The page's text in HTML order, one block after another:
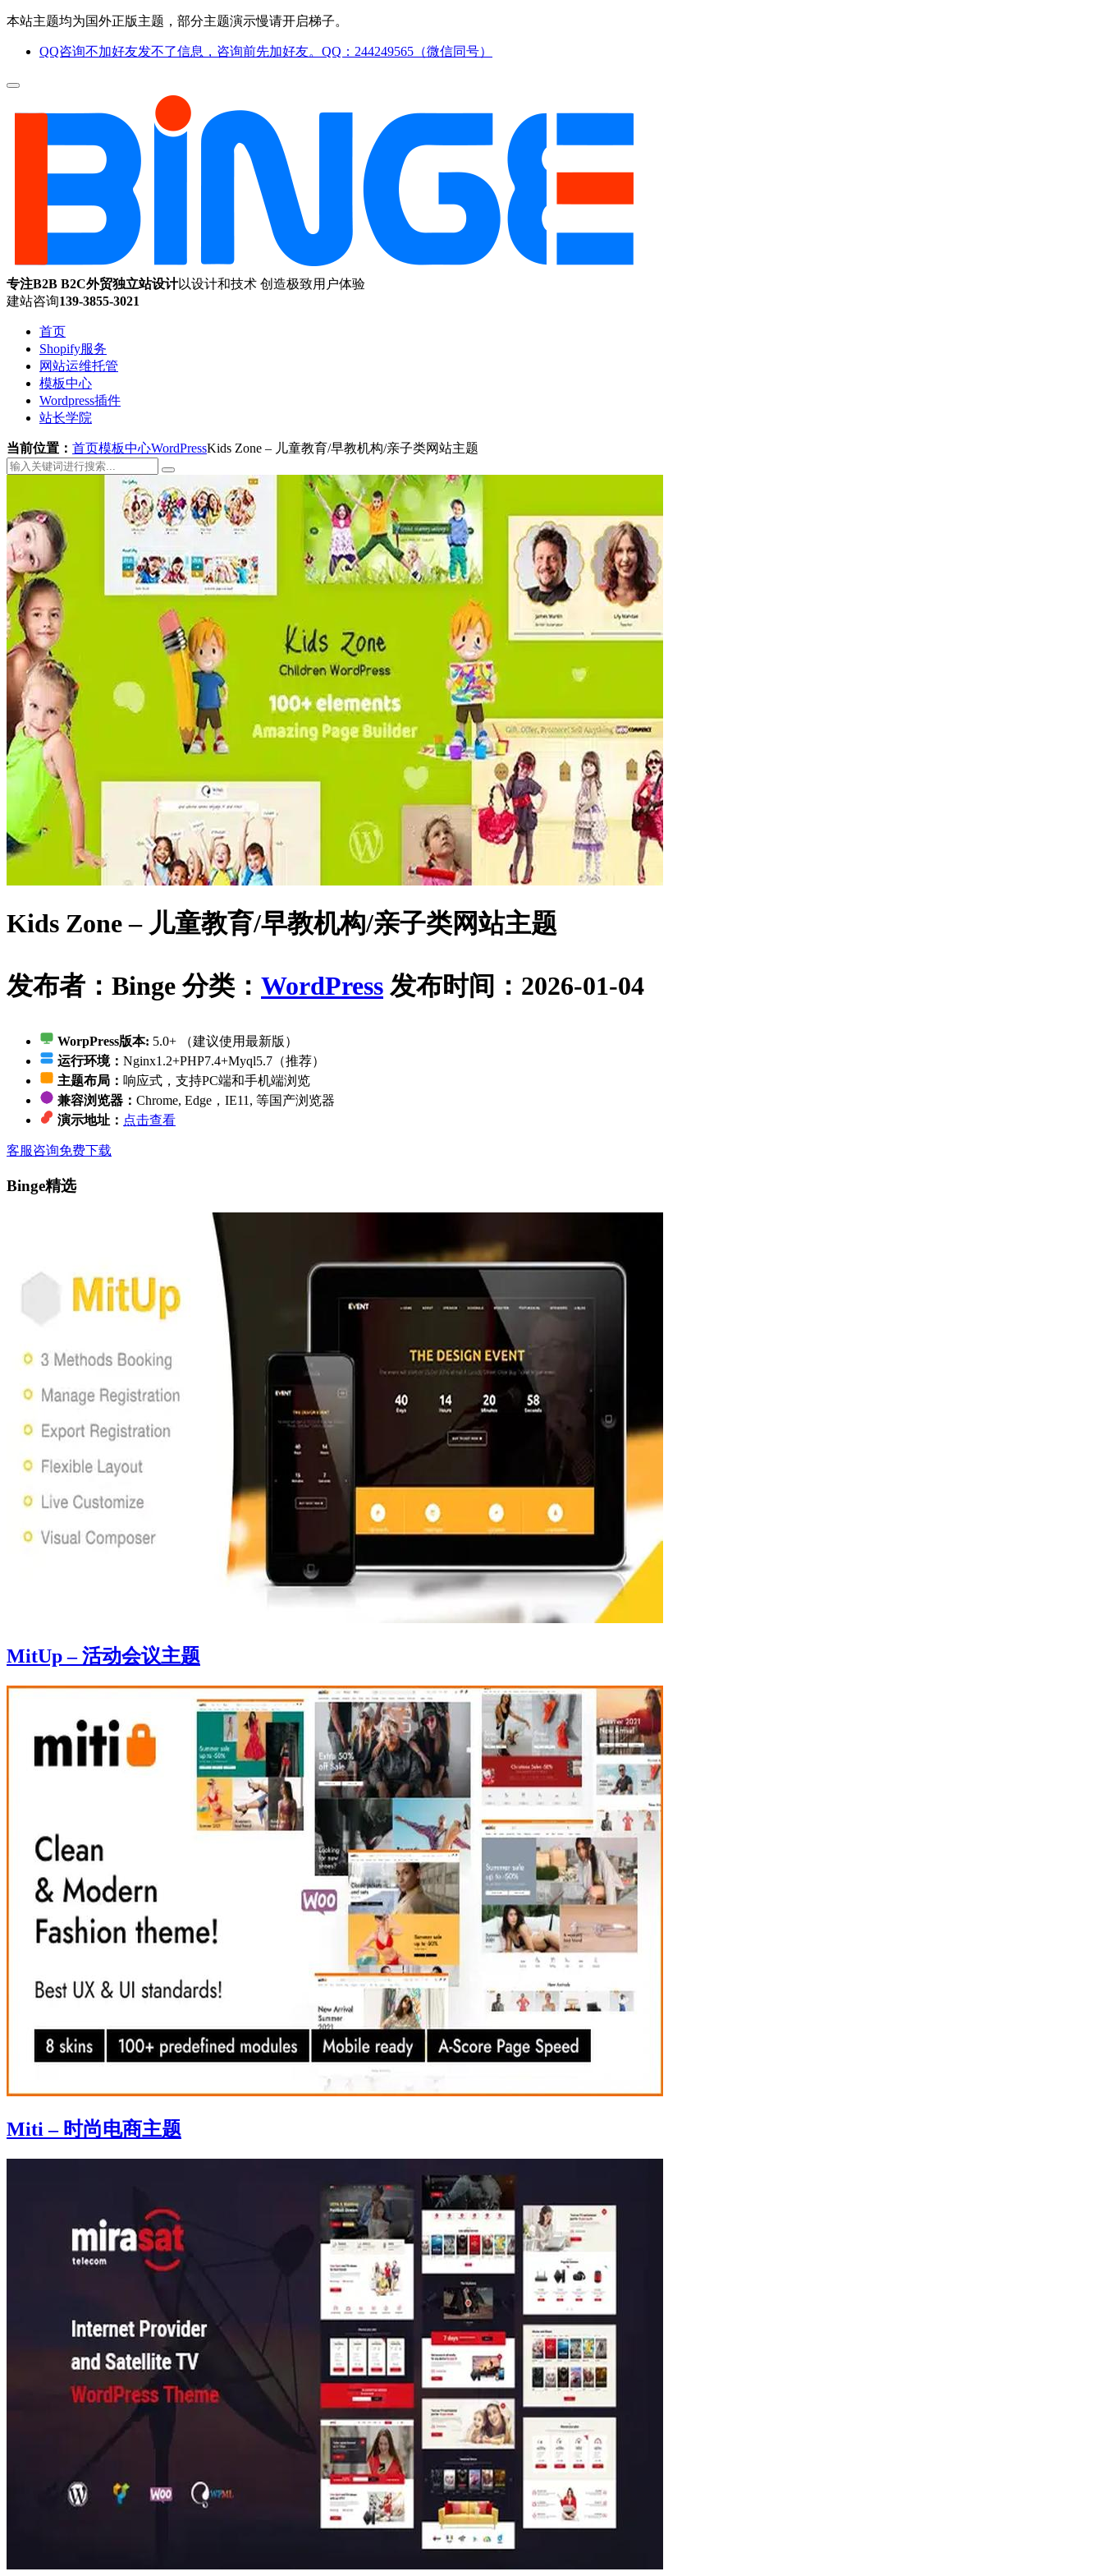
本站主题均为国外正版主题，部分主题演示慢请开启梯子。
QQ咨询不加好友发不了信息，咨询前先加好友。QQ：244249565（微信同号）
专注B2B B2C外贸独立站设计以设计和技术 创造极致用户体验
建站咨询139-3855-3021
首页
Shopify服务
网站运维托管
模板中心
Wordpress插件
站长学院
当前位置： 首页模板中心WordPressKids Zone – 儿童教育/早教机构/亲子类网站主题
Kids Zone – 儿童教育/早教机构/亲子类网站主题
发布者：Binge 分类： WordPress 发布时间：2026-01-04
WorpPress版本: 5.0+ （建议使用最新版）
运行环境： Nginx1.2+PHP7.4+Myql5.7（推荐）
主题布局： 响应式，支持PC端和手机端浏览
兼容浏览器： Chrome, Edge，IE11, 等国产浏览器
演示地址： 点击查看
客服咨询免费下载
Binge精选
MitUp – 活动会议主题
Miti – 时尚电商主题